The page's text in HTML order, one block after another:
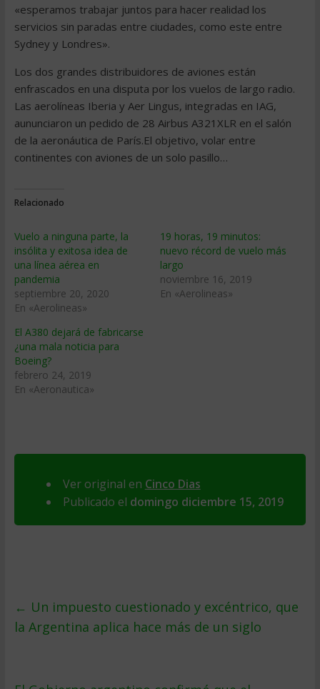
«esperamos trabajar juntos para hacer realidad los
servicios sin paradas entre ciudades, como este entre
Sydney y Londres».
Los dos grandes distribuidores de aviones están
enfrascados en una disputa por los vuelos de largo radio.
Las aerolíneas Iberia y Aer Lingus, integradas en IAG,
aununciaron un pedido de 28 Airbus A321XLR en el salón
de la aeronáutica de París.El objetivo, volar entre
continentes con aviones de un solo pasillo…
Relacionado
Vuelo a ninguna parte, la
insólita y exitosa idea de
una línea aérea en
pandemia
septiembre 20, 2020
En «Aerolineas»
19 horas, 19 minutos:
nuevo récord de vuelo más
largo
noviembre 16, 2019
En «Aerolineas»
El A380 dejará de fabricarse
¿una mala noticia para
Boeing?
febrero 24, 2019
En «Aeronautica»
Ver original en Cinco Dias
Publicado el domingo diciembre 15, 2019
← Un impuesto cuestionado y excéntrico, que
la Argentina aplica hace más de un siglo